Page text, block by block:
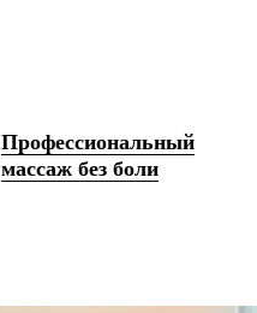
Профессиональный
массаж без боли